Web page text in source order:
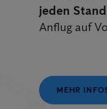
jeden
Anflug auf
MEHR